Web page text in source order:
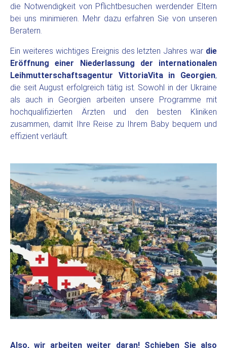
die Notwendigkeit von Pflichtbesuchen werdender Eltern
bei uns minimieren. Mehr dazu erfahren Sie von unseren
Beratern.
Ein weiteres wichtiges Ereignis des letzten Jahres war die
Eröffnung einer Niederlassung der internationalen
Leihmutterschaftsagentur VittoriaVita in Georgien,
die seit August erfolgreich tätig ist. Sowohl in der Ukraine
als auch in Georgien arbeiten unsere Programme mit
hochqualifizierten Ärzten und den besten Kliniken
zusammen, damit Ihre Reise zu Ihrem Baby bequem und
effizient verläuft.
Also, wir arbeiten weiter daran! Schieben Sie also